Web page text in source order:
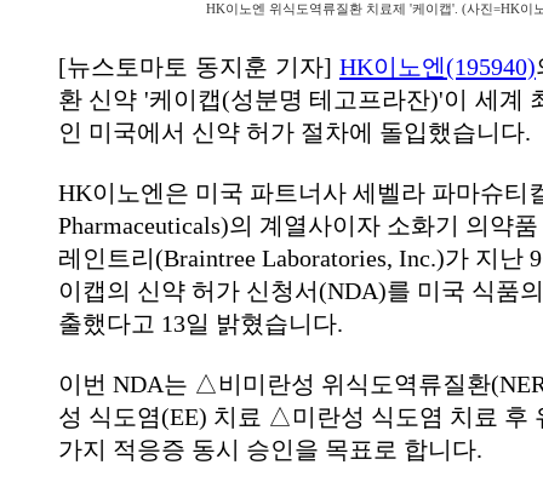
HK이노엔 위식도역류질환 치료제 '케이캡'. (사진=HK이
[뉴스토마토 동지훈 기자] HK이노엔(195940)
환 신약 '케이캡(성분명 테고프라잔)'이 세계
인 미국에서 신약 허가 절차에 돌입했습니다.
HK이노엔은 미국 파트너사 세벨라 파마슈티
Pharmaceuticals)의 계열사이자 소화기 의약
레인트리(Braintree Laboratories, Inc.)가 지난
이캡의 신약 허가 신청서(NDA)를 미국 식품
출했다고 13일 밝혔습니다.
이번 NDA는 △비미란성 위식도역류질환
성 식도염(EE) 치료 △미란성 식도염 치료 후
가지 적응증 동시 승인을 목표로 합니다.